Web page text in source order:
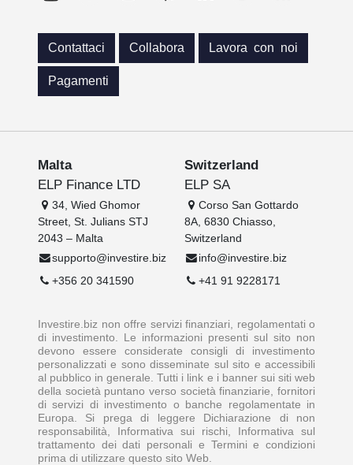
Contattaci Collabora Lavora con noi
Pagamenti
Malta
ELP Finance LTD
34, Wied Ghomor
Street, St. Julians STJ
2043 – Malta
supporto@investire.biz
+356 20 341590
Switzerland
ELP SA
Corso San Gottardo
8A, 6830 Chiasso,
Switzerland
info@investire.biz
+41 91 9228171
Investire.biz non offre servizi finanziari, regolamentati o
di investimento. Le informazioni presenti sul sito non
devono essere considerate consigli di investimento
personalizzati e sono disseminate sul sito e accessibili
al pubblico in generale. Tutti i link e i banner sui siti web
della società puntano verso società finanziarie, fornitori
di servizi di investimento o banche regolamentate in
Europa. Si prega di leggere Dichiarazione di non
responsabilità, Informativa sui rischi, Informativa sul
trattamento dei dati personali e Termini e condizioni
prima di utilizzare questo sito Web.